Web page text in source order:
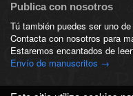
Publica con nosotros
Tú también puedes ser uno
Contacta con nosotros para
Estaremos encantados de
Envío de manuscritos →